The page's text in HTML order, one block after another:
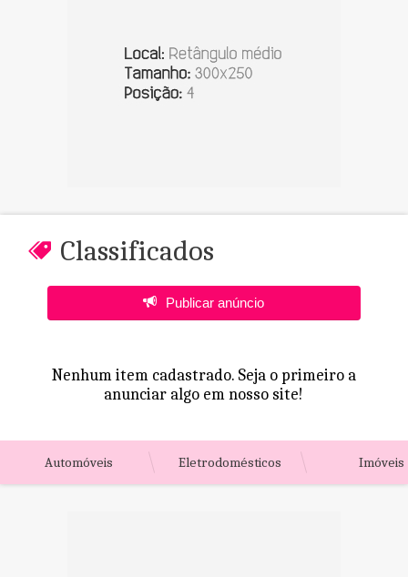
Classificados
Publicar anúncio
Nenhum item cadastrado. Seja o primeiro a
anunciar algo em nosso site!
Automóveis Eletrodomésticos Imóveis